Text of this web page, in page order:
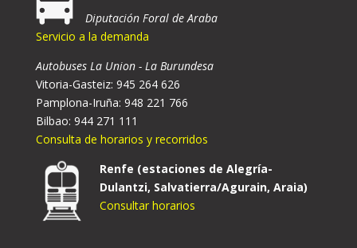
Diputación Foral de Araba
Servicio a la demanda
Autobuses La Union - La Burundesa
Vitoria-Gasteiz: 945 264 626
Pamplona-Iruña: 948 221 766
Bilbao: 944 271 111
Consulta de horarios y recorridos
Renfe (estaciones de Alegría-
Dulantzi, Salvatierra/Agurain, Araia)
Consultar horarios